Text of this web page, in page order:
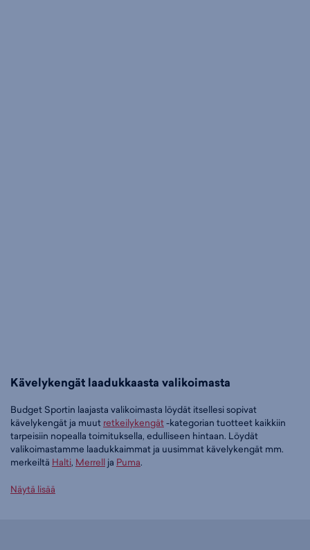
Kävelykengät laadukkaasta valikoimasta
Budget Sportin laajasta valikoimasta löydät itsellesi sopivat
kävelykengät ja muut retkeilykengät-kategorian tuotteet kaikkiin
tarpeisiin nopealla toimituksella, edulliseen hintaan. Löydät
valikoimastamme laadukkaimmat ja uusimmat kävelykengät mm.
merkeiltä Halti, Merrell ja Puma.
Tilaa kävelykengät edullisesti Budget Sportilta
Näytä lisää